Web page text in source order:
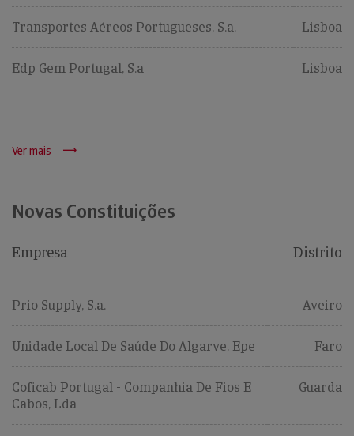
Transportes Aéreos Portugueses, S.a. Lisboa
Edp Gem Portugal, S.a Lisboa
Ver mais
Novas Constituições
Empresa Distrito
Prio Supply, S.a. Aveiro
Unidade Local De Saúde Do Algarve, Epe Faro
Coficab Portugal - Companhia De Fios E
Cabos, Lda
Guarda